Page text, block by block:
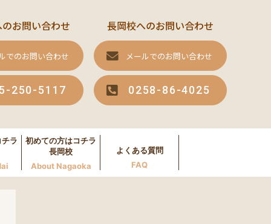
お問い合わせ
でのお問い合わせ
250-5117
長岡校へのお問い合わせ
メールでのお問い合わせ
0258-86-4025
ラ
初めての方はコチラ
長岡校
About Nagaoka
よくある質問
FAQ